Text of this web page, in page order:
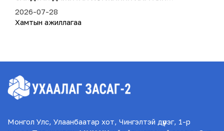
2026-07-28
Хамтын ажиллагаа
Монгол Улс, Улаанбаатар хот, Чингэлтэй дүүрэг, 1-р